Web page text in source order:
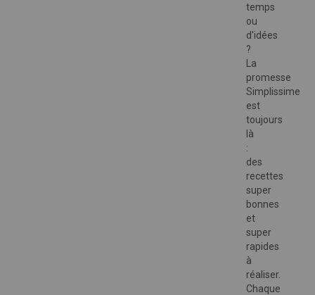
temps
ou
d'idées
?
La
promesse
Simplissime
est
toujours
là
:
des
recettes
super
bonnes
et
super
rapides
à
réaliser.
Chaque